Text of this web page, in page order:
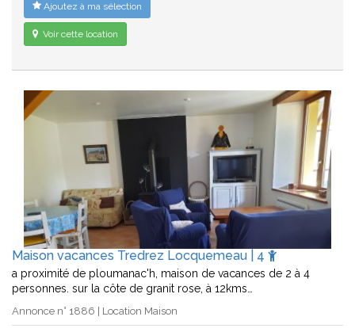
Ajoutez à ma sélection
Voir cette location
Maison vacances Tredrez Locquemeau | 4
a proximité de ploumanac'h, maison de vacances de 2 à 4
personnes. sur la côte de granit rose, à 12kms…
Annonce n° 1886 | Location Maison